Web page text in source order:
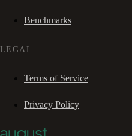
Benchmarks
LEGAL
Terms of Service
Privacy Policy